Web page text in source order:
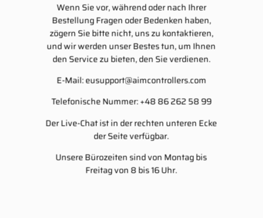
Wenn Sie vor, während oder nach Ihrer
Bestellung Fragen oder Bedenken haben,
zögern Sie bitte nicht, uns zu kontaktieren,
und wir werden unser Bestes tun, um Ihnen
den Service zu bieten, den Sie verdienen.
E-Mail:eusupport@aimcontrollers.com
Telefonische Nummer: +48 86 262 58 99
Der Live-Chat ist in der rechten unteren Ecke
der Seite verfügbar.
Unsere Bürozeiten sind von Montag bis
Freitag von 8 bis 16 Uhr.